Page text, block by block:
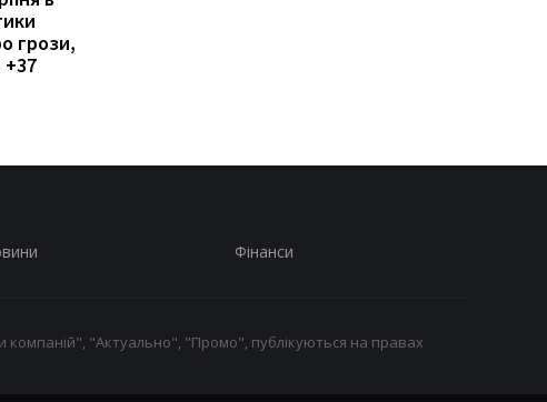
грози,
+37
Фінанси
"Актуально", "Промо", публікуються на правах